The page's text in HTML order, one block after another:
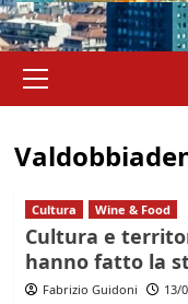
principale
Cultura Wine & Food
Cultura e
hanno fatto la
Fabrizio Guidoni 13/